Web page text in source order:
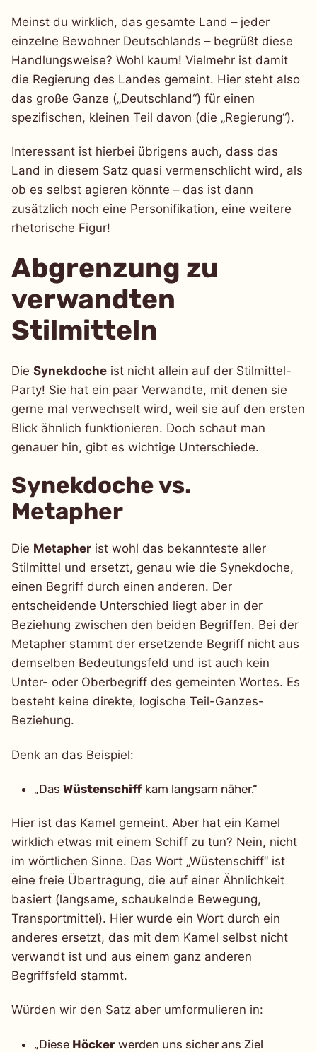
Meinst du wirklich, das gesamte Land – jeder
einzelne Bewohner Deutschlands – begrüßt diese
Handlungsweise? Wohl kaum! Vielmehr ist damit
die Regierung des Landes gemeint. Hier steht also
das große Ganze („Deutschland“) für einen
spezifischen, kleinen Teil davon (die „Regierung“).
Interessant ist hierbei übrigens auch, dass das
Land in diesem Satz quasi vermenschlicht wird, als
ob es selbst agieren könnte – das ist dann
zusätzlich noch eine Personifikation, eine weitere
rhetorische Figur!
Abgrenzung zu
verwandten
Stilmitteln
Die Synekdoche ist nicht allein auf der Stilmittel-
Party! Sie hat ein paar Verwandte, mit denen sie
gerne mal verwechselt wird, weil sie auf den ersten
Blick ähnlich funktionieren. Doch schaut man
genauer hin, gibt es wichtige Unterschiede.
Synekdoche vs.
Metapher
Die Metapher ist wohl das bekannteste aller
Stilmittel und ersetzt, genau wie die Synekdoche,
einen Begriff durch einen anderen. Der
entscheidende Unterschied liegt aber in der
Beziehung zwischen den beiden Begriffen. Bei der
Metapher stammt der ersetzende Begriff nicht aus
demselben Bedeutungsfeld und ist auch kein
Unter- oder Oberbegriff des gemeinten Wortes. Es
besteht keine direkte, logische Teil-Ganzes-
Beziehung.
Denk an das Beispiel:
„Das Wüstenschiff kam langsam näher.“
Hier ist das Kamel gemeint. Aber hat ein Kamel
wirklich etwas mit einem Schiff zu tun? Nein, nicht
im wörtlichen Sinne. Das Wort „Wüstenschiff“ ist
eine freie Übertragung, die auf einer Ähnlichkeit
basiert (langsame, schaukelnde Bewegung,
Transportmittel). Hier wurde ein Wort durch ein
anderes ersetzt, das mit dem Kamel selbst nicht
verwandt ist und aus einem ganz anderen
Begriffsfeld stammt.
Würden wir den Satz aber umformulieren in:
„Diese Höcker werden uns sicher ans Ziel